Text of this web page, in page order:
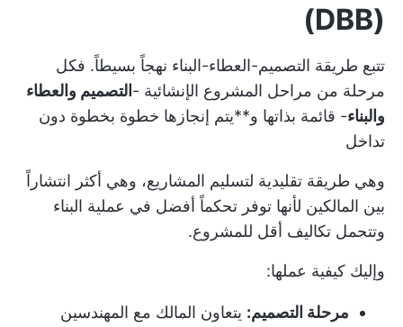
(DBB)
تتبع طريقة التصميم-العطاء-البناء نهجاً بسيطاً. فكل
مرحلة من مراحل المشروع الإنشائية - التصميم والعطاء
والبناء- قائمة بذاتها و**يتم إنجازها خطوة بخطوة دون
تداخل
وهي طريقة تقليدية لتسليم المشاريع، وهي أكثر انتشاراً
بين المالكين لأنها توفر تحكماً أفضل في عملية البناء
وتتحمل تكاليف أقل للمشروع.
وإليك كيفية عملها:
مرحلة التصميم: يتعاون المالك مع المهندسين